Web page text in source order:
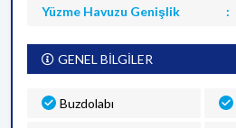
Yüzme Havuzu Genişlik
GENEL BİLGİLER
Buzdolabı